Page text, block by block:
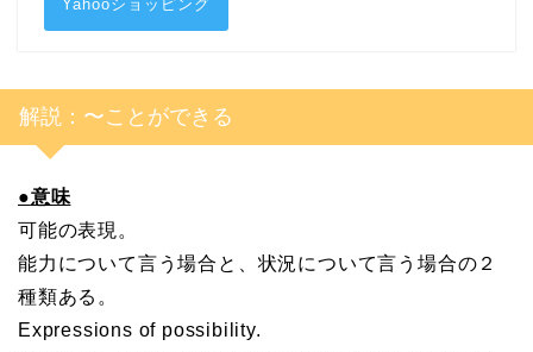
Yahooショッピング
解説：〜ことができる
●意味
可能の表現。
能力について言う場合と、状況について言う場合の２
種類ある。
Expressions of possibility.